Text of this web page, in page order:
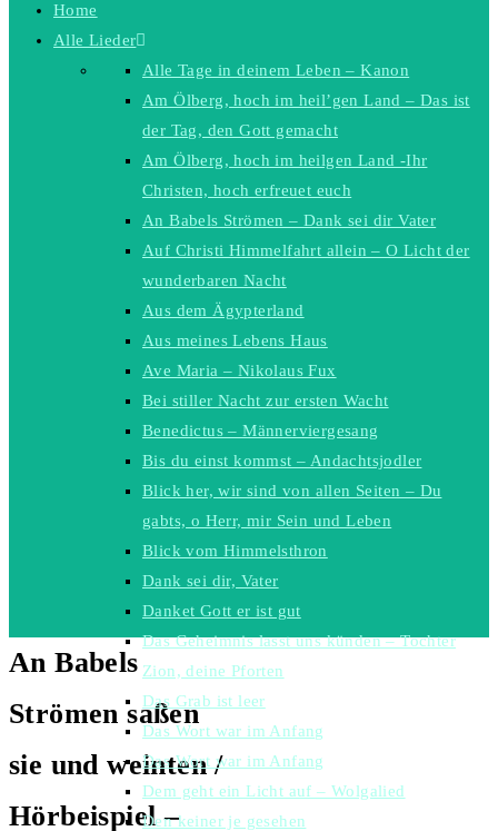
Home
Alle Lieder
Alle Tage in deinem Leben – Kanon
Am Ölberg, hoch im heil’gen Land – Das ist
der Tag, den Gott gemacht
Am Ölberg, hoch im heilgen Land -Ihr
Christen, hoch erfreuet euch
An Babels Strömen – Dank sei dir Vater
Auf Christi Himmelfahrt allein – O Licht der
wunderbaren Nacht
Aus dem Ägypterland
Aus meines Lebens Haus
Ave Maria – Nikolaus Fux
Bei stiller Nacht zur ersten Wacht
Benedictus – Männerviergesang
Bis du einst kommst – Andachtsjodler
Blick her, wir sind von allen Seiten – Du
gabts, o Herr, mir Sein und Leben
Blick vom Himmelsthron
Dank sei dir, Vater
Danket Gott er ist gut
Das Geheimnis lasst uns künden – Tochter
Zion, deine Pforten
Das Grab ist leer
Das Wort war im Anfang
Das Wort war im Anfang
Dem geht ein Licht auf – Wolgalied
Den keiner je gesehen
An Babels
Strömen saßen
sie und weinten /
Hörbeispiel –